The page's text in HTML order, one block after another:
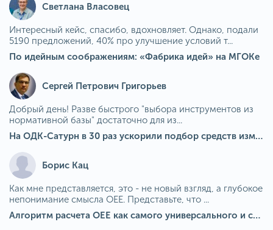
Светлана Власовец
Интересный кейс, спасибо, вдохновляет. Однако, подали
5190 предложений, 40% про улучшение условий т...
По идейным соображениям: «Фабрика идей» на МГОКе
Сергей Петрович Григорьев
Добрый день! Разве быстрого "выбора инструментов из
нормативной базы" достаточно для из...
На ОДК-Сатурн в 30 раз ускорили подбор средств измерения для контроля качества продукции
Борис Кац
Как мне представляется, это - не новый взгляд, а глубокое
непонимание смысла OEE. Представьте, что ...
Алгоритм расчета ОЕЕ как самого универсального и современного показателя эффективности оборудования в мире